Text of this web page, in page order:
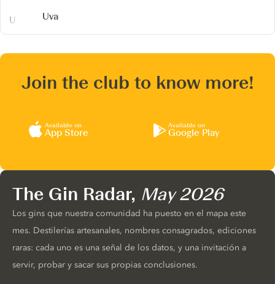
Uva
Join the club to know more!
Available on
App Store
Available on
Google Play
The Gin Radar, May 2026
Los gins que nuestra comunidad ha puesto en el mapa este
mes. Destilerías artesanales, nombres consagrados, ediciones
raras: cada uno es una señal de los datos, y una invitación a
servir, probar y sacar sus propias conclusiones.